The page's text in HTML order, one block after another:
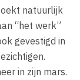
natuurlijk
“het werk”
gevestigd in
in zijn mars.